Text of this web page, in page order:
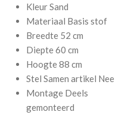
KleurSand
Materiaal Basis stof
Breedte 52 cm
Diepte60 cm
Hoogte88 cm
Stel Samen artikel Nee
Montage Deels
gemonteerd